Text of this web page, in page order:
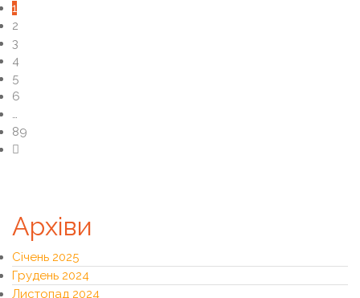
1
2
3
4
5
6
…
89
Архіви
Січень 2025
Грудень 2024
Листопад 2024